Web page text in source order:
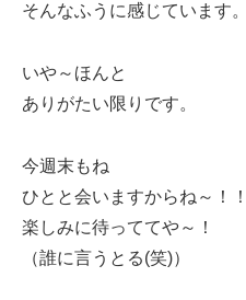
そんなふうに感じています。
いや～ほんと
ありがたい限りです。
今週末もね
ひとと会いますからね～！！
楽しみに待っててや～！
（誰に言うとる(笑)）